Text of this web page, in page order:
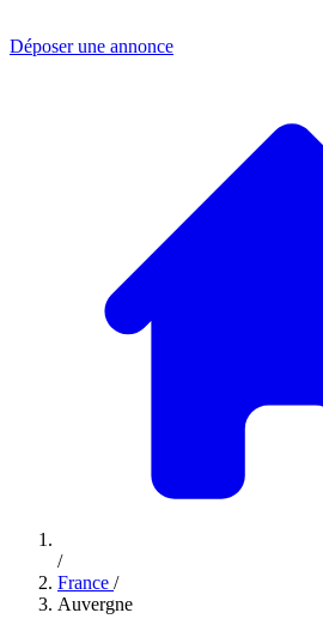
Déposer une annonce
/
France /
Auvergne